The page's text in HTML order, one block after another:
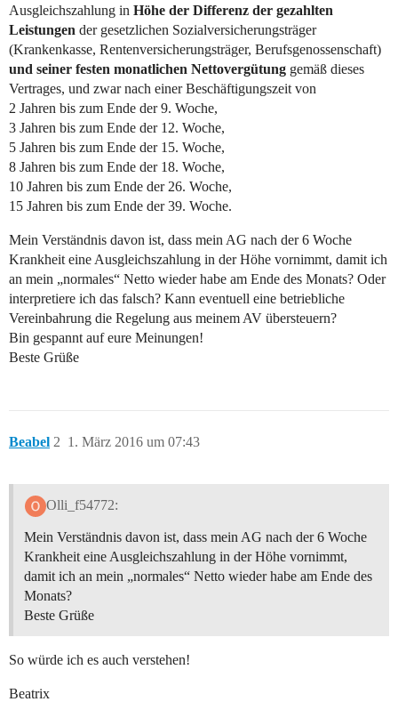
Ausgleichszahlung in Höhe der Differenz der gezahlten
Leistungen der gesetzlichen Sozialversicherungsträger
(Krankenkasse, Rentenversicherungsträger, Berufsgenossenschaft)
und seiner festen monatlichen Nettovergütung gemäß dieses
Vertrages, und zwar nach einer Beschäftigungszeit von
2 Jahren bis zum Ende der 9. Woche,
3 Jahren bis zum Ende der 12. Woche,
5 Jahren bis zum Ende der 15. Woche,
8 Jahren bis zum Ende der 18. Woche,
10 Jahren bis zum Ende der 26. Woche,
15 Jahren bis zum Ende der 39. Woche.
Mein Verständnis davon ist, dass mein AG nach der 6 Woche
Krankheit eine Ausgleichszahlung in der Höhe vornimmt, damit ich
an mein „normales“ Netto wieder habe am Ende des Monats? Oder
interpretiere ich das falsch? Kann eventuell eine betriebliche
Vereinbahrung die Regelung aus meinem AV übersteuern?
Bin gespannt auf eure Meinungen!
Beste Grüße
Beabel 1. März 2016 um 07:43
2
Olli_f54772:
Mein Verständnis davon ist, dass mein AG nach der 6 Woche
Krankheit eine Ausgleichszahlung in der Höhe vornimmt,
damit ich an mein „normales“ Netto wieder habe am Ende des
Monats?
Beste Grüße
So würde ich es auch verstehen!
Beatrix